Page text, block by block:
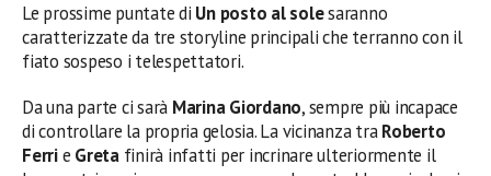
Le prossime puntate di Un posto al solesaranno
caratterizzate da tre storyline principali che terranno con il
fiato sospeso i telespettatori.
Da una parte ci sarà Marina Giordano, sempre più incapace
di controllare la propria gelosia. La vicinanza traRoberto
Ferrie Gretafinirà infatti per incrinare ulteriormente il